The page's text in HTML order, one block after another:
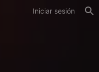
Iniciar sesión